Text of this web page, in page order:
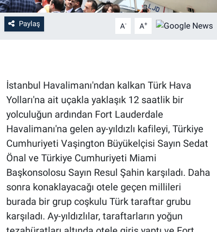
Paylaş A- A+
İstanbul Havalimanı'ndan kalkan Türk Hava
Yolları'na ait uçakla yaklaşık 12 saatlik bir
yolculuğun ardından Fort Lauderdale
Havalimanı'na gelen ay-yıldızlı kafileyi, Türkiye
Cumhuriyeti Vaşington Büyükelçisi Sayın Sedat
Önal ve Türkiye Cumhuriyeti Miami
Başkonsolosu Sayın Resul Şahin karşıladı. Daha
sonra konaklayacağı otele geçen millileri
burada bir grup coşkulu Türk taraftar grubu
karşıladı. Ay-yıldızlılar, taraftarların yoğun